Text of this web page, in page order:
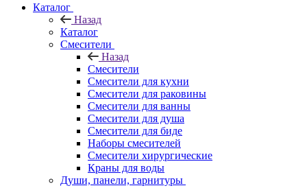
Каталог
Назад
Каталог
Смесители
Назад
Смесители
Смесители для кухни
Смесители для раковины
Смесители для ванны
Смесители для душа
Смесители для биде
Наборы смесителей
Смесители хирургические
Краны для воды
Души, панели, гарнитуры